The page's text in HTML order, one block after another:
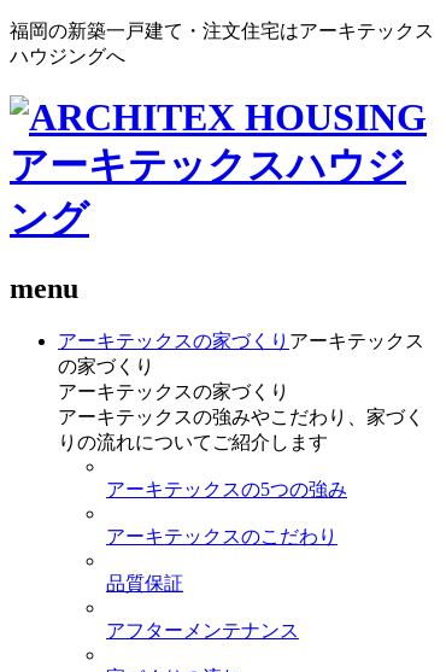
福岡の新築一戸建て・注文住宅はアーキテックス
ハウジングへ
menu
アーキテックスの家づくり アーキテックス
の家づくり
アーキテックスの家づくり
アーキテックスの強みやこだわり、家づく
りの流れについてご紹介します
アーキテックスの5つの強み
アーキテックスのこだわり
品質保証
アフターメンテナンス